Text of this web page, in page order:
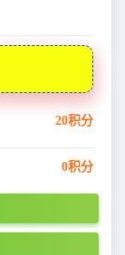
20积分
0积分